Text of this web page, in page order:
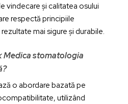
vindecare și calitatea osului
respectă principiile
mai sigure și durabile.
Medica stomatologia
o abordare bazată pe
utilizând